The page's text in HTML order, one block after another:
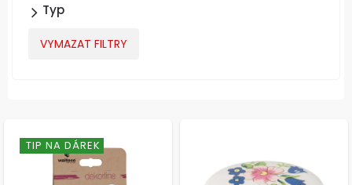
Typ
VYMAZAT FILTRY
TIP NA DÁREK